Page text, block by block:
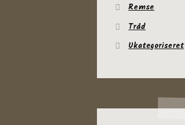
Remse
Tråd
Ukategoriseret